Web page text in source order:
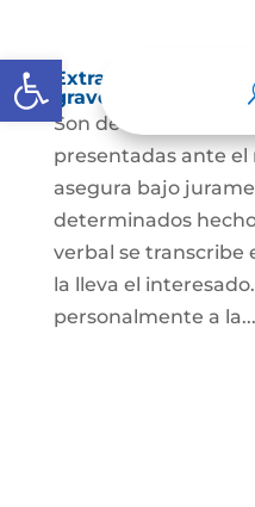
Abrir barra de
Extra-proceso o
gravedad de
Son declaraciones
presentadas ante el
asegura bajo
determinados
verbal se transcribe
la lleva el
personalmente a la...